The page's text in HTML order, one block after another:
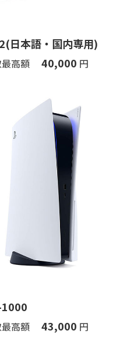
本語・国内専用)
高額 40,000 円
高額 43,000 円